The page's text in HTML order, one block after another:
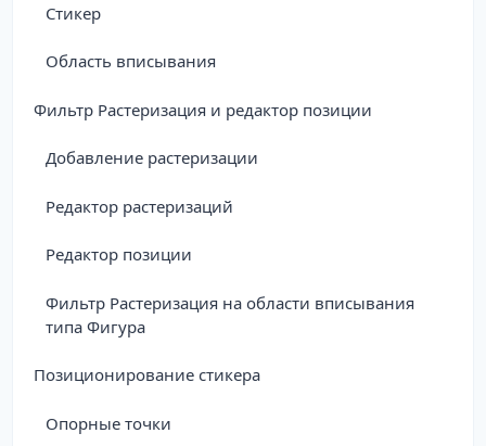
Стикер
Область вписывания
Фильтр Растеризация и редактор позиции
Добавление растеризации
Редактор растеризаций
Редактор позиции
Фильтр Растеризация на области вписывания
типа Фигура
Позиционирование стикера
Опорные точки